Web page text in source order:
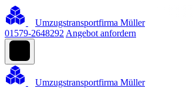
Umzugstransportfirma Müller
01579-2648292 Angebot anfordern
Umzugstransportfirma Müller